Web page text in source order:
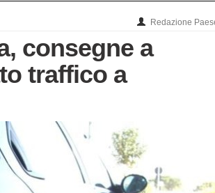
Redazione
consegne a
traffico a